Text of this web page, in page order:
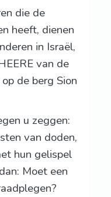
die de
heeft, dienen
in Israël,
van de
de berg Sion
u zeggen:
van doden,
hun gelispel
Moet een